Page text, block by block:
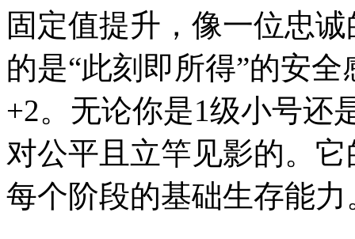
固定值提升，像一位忠
的是“此刻即所得”的安
+2。无论你是1级小号还
对公平且立竿见影的。
每个阶段的基础生存能力